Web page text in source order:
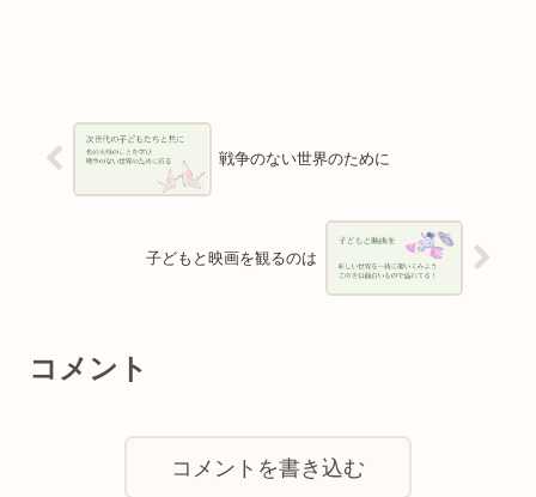
戦争のない世界のために
子どもと映画を観るのは
コメント
コメントを書き込む